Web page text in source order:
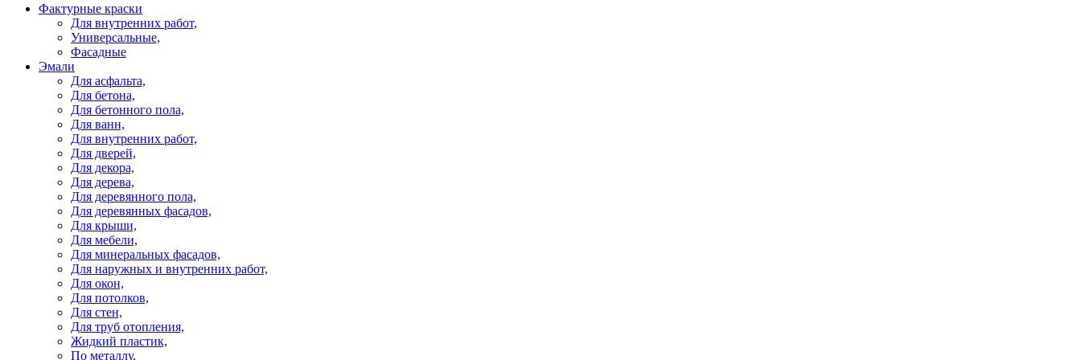
Фактурные краски
Для внутренних работ,
Универсальные,
Фасадные
Эмали
Для асфальта,
Для бетона,
Для бетонного пола,
Для ванн,
Для внутренних работ,
Для дверей,
Для декора,
Для дерева,
Для деревянного пола,
Для деревянных фасадов,
Для крыши,
Для мебели,
Для минеральных фасадов,
Для наружных и внутренних работ,
Для окон,
Для потолков,
Для стен,
Для труб отопления,
Жидкий пластик,
По металлу,